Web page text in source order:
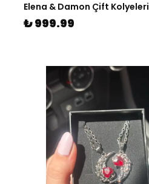
Elena & Damon Çift Kolyeleri
₺ 999.99